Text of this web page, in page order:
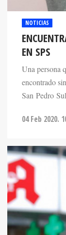
NOTICIAS
EN SPS
Una persona
encontrado
San Pedro
04 Feb 2020.